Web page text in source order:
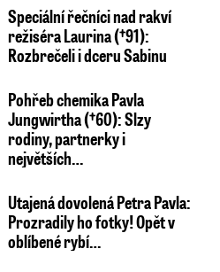
Speciální řečníci nad rakví
režiséra Laurina (†91):
Rozbrečeli i dceru Sabinu
Pohřeb chemika Pavla
Jungwirtha (†60): Slzy
rodiny, partnerky i
největších…
Utajená dovolená Petra Pavla:
Prozradily ho fotky! Opět v
oblíbené rybí…